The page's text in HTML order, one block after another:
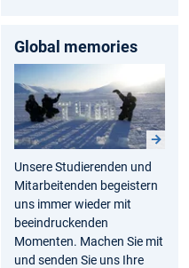
Global memories
Unsere Studierenden und
Mitarbeitenden begeistern
uns immer wieder mit
beeindruckenden
Momenten. Machen Sie mit
und senden Sie uns Ihre